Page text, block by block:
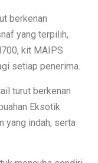
berkenan
yang terpilih,
kit MAIPS
setiap penerima.
turut berkenan
Eksotik
yang indah, serta